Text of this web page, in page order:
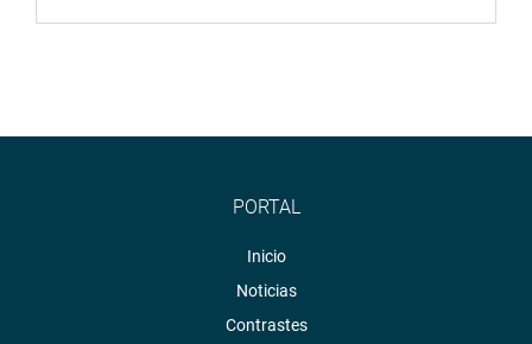
PORTAL
Inicio
Noticias
Contrastes